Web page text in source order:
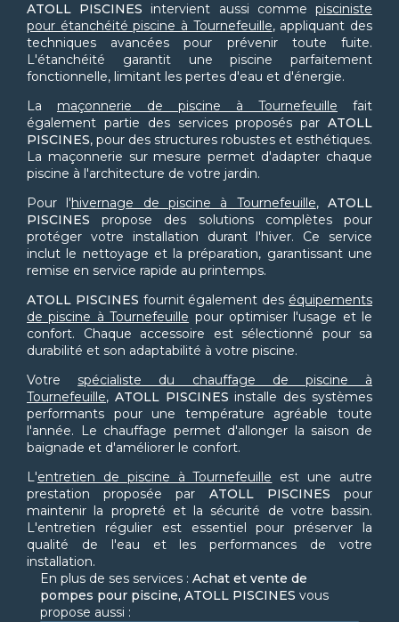
ATOLL PISCINES intervient aussi commepisciniste
pour étanchéité piscine à Tournefeuille, appliquant des
techniques avancées pour prévenir toute fuite.
L'étanchéité garantit une piscine parfaitement
fonctionnelle, limitant les pertes d'eau et d'énergie.
La maçonnerie de piscine à Tournefeuille fait
également partie des services proposés par ATOLL
PISCINES, pour des structures robustes et esthétiques.
La maçonnerie sur mesure permet d'adapter chaque
piscine à l'architecture de votre jardin.
Pour l'hivernage de piscine à Tournefeuille,ATOLL
PISCINES propose des solutions complètes pour
protéger votre installation durant l'hiver. Ce service
inclut le nettoyage et la préparation, garantissant une
remise en service rapide au printemps.
ATOLL PISCINES fournit également des équipements
de piscine à Tournefeuille pour optimiser l'usage et le
confort. Chaque accessoire est sélectionné pour sa
durabilité et son adaptabilité à votre piscine.
Votre spécialiste du chauffage de piscine à
Tournefeuille, ATOLL PISCINES installe des systèmes
performants pour une température agréable toute
l'année. Le chauffage permet d'allonger la saison de
baignade et d'améliorer le confort.
L'entretien de piscine à Tournefeuille est une autre
prestation proposée par ATOLL PISCINES pour
maintenir la propreté et la sécurité de votre bassin.
L'entretien régulier est essentiel pour préserver la
qualité de l'eau et les performances de votre
installation.
En plus de ses services : Achat et vente de
pompes pour piscine, ATOLL PISCINES vous
propose aussi :